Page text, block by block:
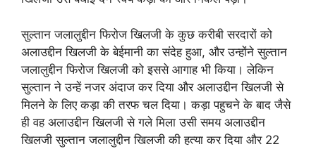
सुल्तान जलालुद्दीन फिरोज खिलजी के कुछ करीबी सरदारों को
अलाउद्दीन खिलजी के बेईमानी का संदेह हुआ, और उन्होंने सुल्तान
जलालुद्दीन फिरोज खिलजी को इससे आगाह भी किया। लेकिन
सुल्तान ने उन्हें नजर अंदाज कर दिया और अलाउद्दीन खिलजी से
मिलने के लिए कड़ा की तरफ चल दिया। कड़ा पहुचने के बाद जैसे
ही वह अलाउद्दीन खिलजी से गले मिला उसी समय अलाउद्दीन
खिलजी सुल्तान जलालुद्दीन खिलजी की हत्या कर दिया और 22